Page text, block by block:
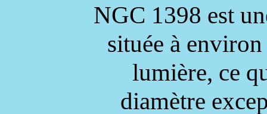
NGC 1398 est
située à
lumière, ce
diamètre